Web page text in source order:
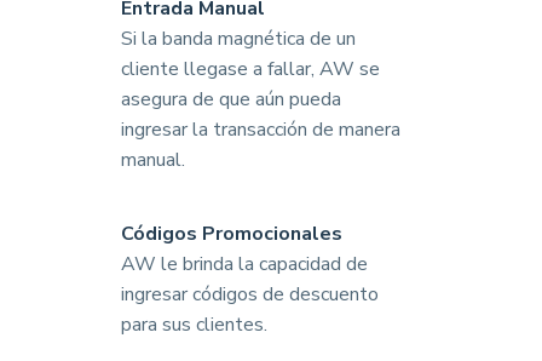
Entrada Manual
Si la banda magnética de un
cliente llegase a fallar, AW se
asegura de que aún pueda
ingresar la transacción de manera
manual.
Códigos Promocionales
AW le brinda la capacidad de
ingresar códigos de descuento
para sus clientes.